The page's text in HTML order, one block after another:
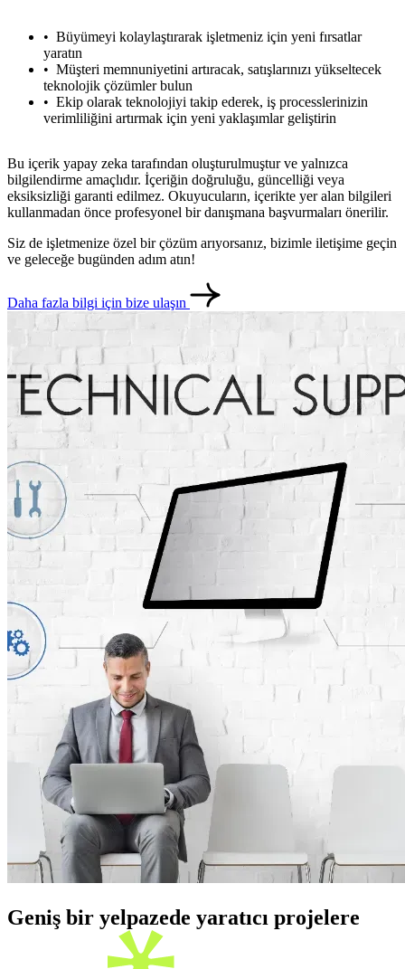
İletişim English
Büyümeyi kolaylaştırarak işletmeniz için yeni fırsatlar
yaratın
Müşteri memnuniyetini artıracak, satışlarınızı yükseltecek
teknolojik çözümler bulun
Ekip olarak teknolojiyi takip ederek, iş processlerinizin
verimliliğini artırmak için yeni yaklaşımlar geliştirin
Bu içerik yapay zeka tarafından oluşturulmuştur ve yalnızca
bilgilendirme amaçlıdır. İçeriğin doğruluğu, güncelliği veya
eksiksizliği garanti edilmez. Okuyucuların, içerikte yer alan bilgileri
kullanmadan önce profesyonel bir danışmana başvurmaları önerilir.
Siz de işletmenize özel bir çözüm arıyorsanız, bizimle iletişime geçin
ve geleceğe bugünden adım atın!
Daha fazla bilgi için bize ulaşın
Geniş bir yelpazede yaratıcı projelere